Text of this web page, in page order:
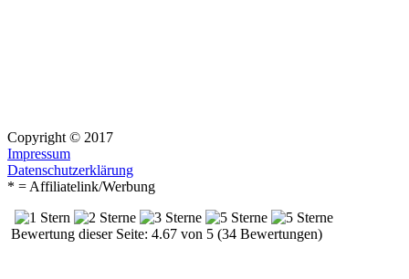
Copyright © 2017
Impressum
Datenschutzerklärung
* = Affiliatelink/Werbung
Bewertung dieser Seite: 4.67 von 5 (34 Bewertungen)